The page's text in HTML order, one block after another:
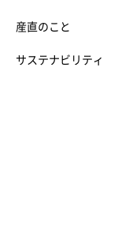
産直のこと
サステナビリティ